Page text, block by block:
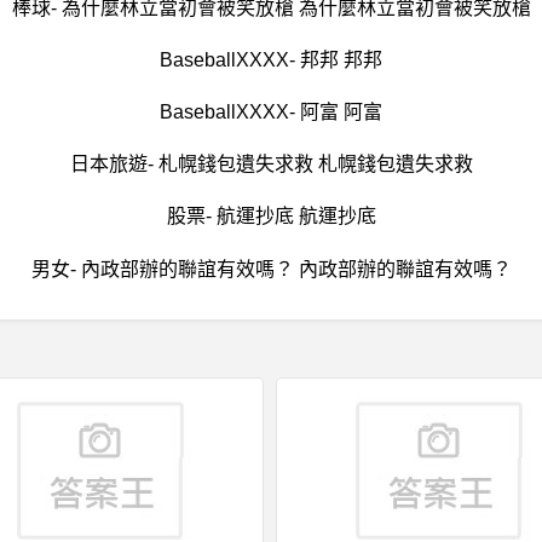
棒球- 為什麼林立當初會被笑放槍 為什麼林立當初會被笑放槍
BaseballXXXX- 邦邦 邦邦
BaseballXXXX- 阿富 阿富
日本旅遊- 札幌錢包遺失求救 札幌錢包遺失求救
股票- 航運抄底 航運抄底
男女- 內政部辦的聯誼有效嗎？ 內政部辦的聯誼有效嗎？